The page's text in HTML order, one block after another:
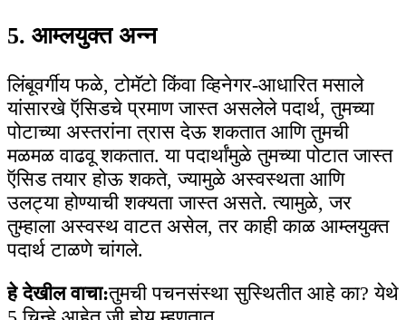
5. आम्लयुक्त अन्न
लिंबूवर्गीय फळे, टोमॅटो किंवा व्हिनेगर-आधारित मसाले
यांसारखे ऍसिडचे प्रमाण जास्त असलेले पदार्थ, तुमच्या
पोटाच्या अस्तरांना त्रास देऊ शकतात आणि तुमची
मळमळ वाढवू शकतात. या पदार्थांमुळे तुमच्या पोटात जास्त
ऍसिड तयार होऊ शकते, ज्यामुळे अस्वस्थता आणि
उलट्या होण्याची शक्यता जास्त असते. त्यामुळे, जर
तुम्हाला अस्वस्थ वाटत असेल, तर काही काळ आम्लयुक्त
पदार्थ टाळणे चांगले.
हे देखील वाचा:तुमची पचनसंस्था सुस्थितीत आहे का? येथे